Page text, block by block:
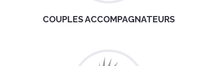
COUPLES ACCOMPAGNATEURS